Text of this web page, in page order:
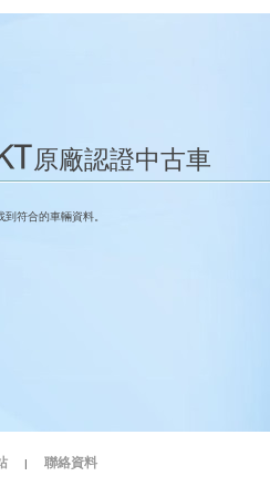
原廠認證中古車
到符合的車輛資料。
| 聯絡資料